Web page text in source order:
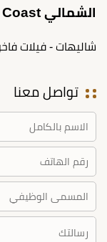
الشمالي The Waterway North Coast؟
شاليهات - فيلات
تواصل معنا